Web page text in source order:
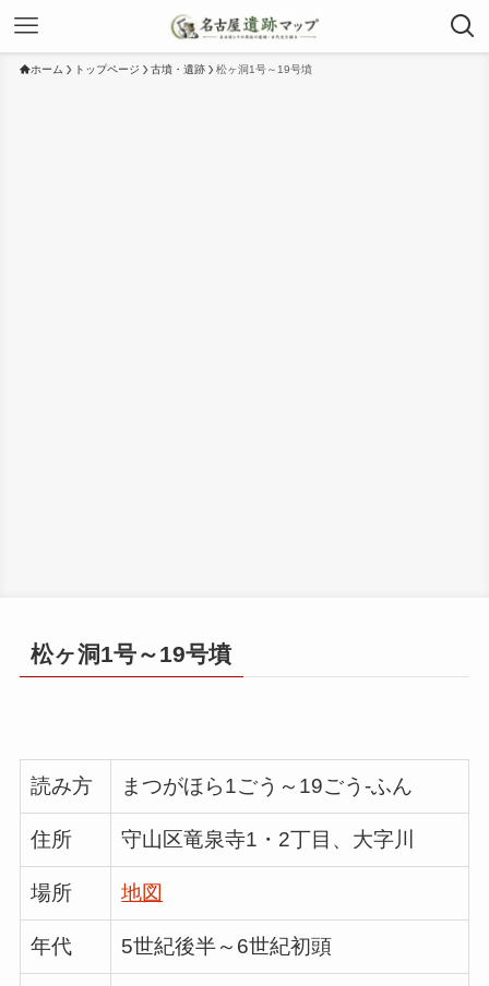
ホーム トップページ 古墳・遺跡 松ヶ洞1号～19号墳
松ヶ洞1号～19号墳
読み方 まつがほら1ごう～19ごう-ふん
住所 守山区竜泉寺1・2丁目、大字川
場所 地図
年代 5世紀後半～6世紀初頭